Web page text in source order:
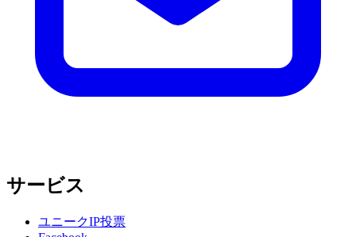
サービス
ユニークIP投票